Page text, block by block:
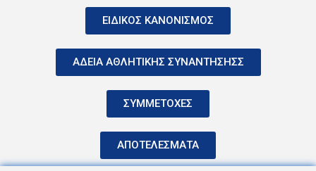
ΕΙΔΙΚΟΣ ΚΑΝΟΝΙΣΜΟΣ
ΑΔΕΙΑ ΑΘΛΗΤΙΚΗΣ ΣΥΝΑΝΤΗΣΗΣΣ
ΣΥΜΜΕΤΟΧΕΣ
ΑΠΟΤΕΛΕΣΜΑΤΑ